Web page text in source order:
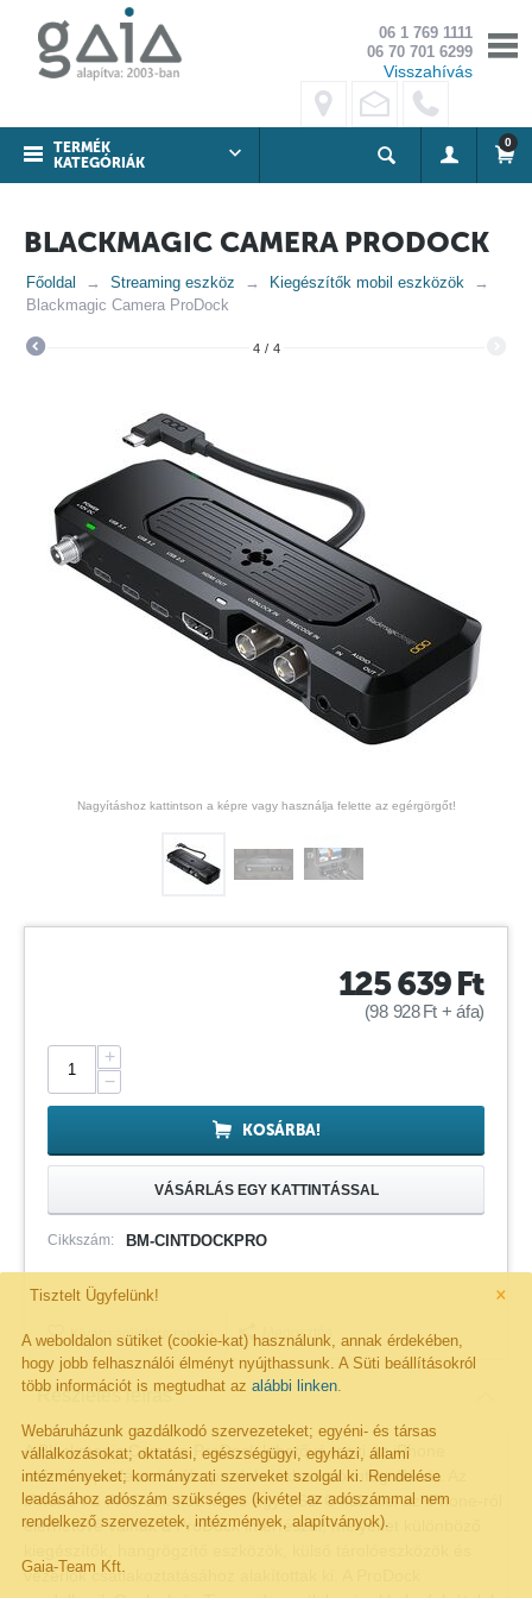
×
Tisztelt Ügyfelünk!
A weboldalon sütiket (cookie-kat) használunk, annak érdekében,
hogy jobb felhasználói élményt nyújthassunk. A Süti beállításokról
több információt is megtudhat az alábbi linken.
Webáruházunk gazdálkodó szervezeteket; egyéni- és társas
vállalkozásokat; oktatási, egészségügyi, egyházi, állami
intézményeket; kormányzati szerveket szolgál ki. Rendelése
leadásához adószám szükséges (kivétel az adószámmal nem
rendelkező szervezetek, intézmények, alapítványok).
Gaia-Team Kft.
06 1 769 1111
06 70 701 6299
Visszahívás
TERMÉK
KATEGÓRIÁK
0
BLACKMAGIC CAMERA PRODOCK
Főoldal Streaming eszköz
Kiegészítők mobil eszközök
Blackmagic Camera ProDock
4 / 4
Nagyításhoz kattintson a képre vagy használja felette az egérgörgőt!
125 639Ft
(98 928Ft + áfa)
+
−
KOSÁRBA!
VÁSÁRLÁS EGY KATTINTÁSSAL
Cikkszám: BM-CINTDOCKPRO
Kivánságlistára rakom Megosztás
Részletes leírás
A Blackmagic Camera ProDock lehetővé teszi az iPhone
számára professzionális produkciókba való integrálását. Az
iPhone-t a ProDock-hoz kötve egy USB-C kábellel az iPhone-ról
elérhetővé válnak a ProDock interfészei, melyeket különböző
vezérlők csatlakoztatásához alakítottak ki. A ProDock